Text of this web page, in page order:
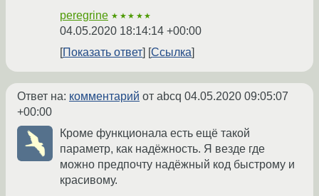
peregrine ★★★★★
04.05.2020 18:14:14 +00:00
Показать ответ
Ссылка
Ответ на: комментарий от abcq 04.05.2020 09:05:07
+00:00
Кроме функционала есть ещё такой
параметр, как надёжность. Я везде где
можно предпочту надёжный код быстрому и
красивому.